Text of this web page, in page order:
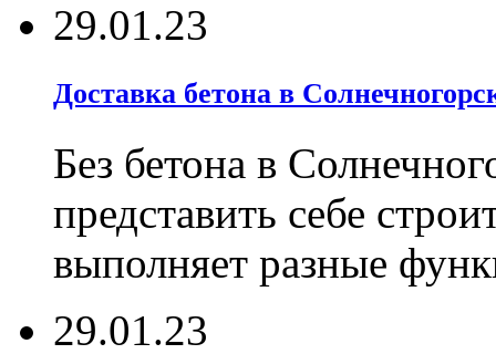
29.01.23
Доставка бетона в
Без бетона в
представить себе
выполняет разные
29.01.23